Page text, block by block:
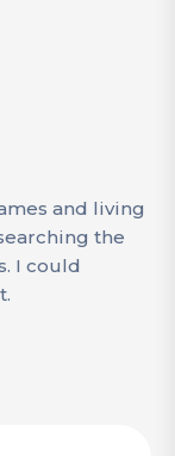
and living
the
I could